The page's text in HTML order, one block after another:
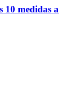
10 medidas a